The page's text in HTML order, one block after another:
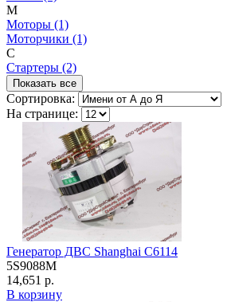
М
Моторы (1)
Моторчики (1)
С
Стартеры (2)
Показать все
Сортировка:
На странице:
Генератор ДВС Shanghai C6114
5S9088M
14,651 р.
В корзину